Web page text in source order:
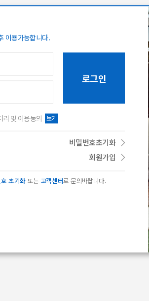
이용가능합니다.
리 및 이용동의 보기
비밀번호초기화
회원가입
초기화 또는 고객센터로 문의바랍니다.